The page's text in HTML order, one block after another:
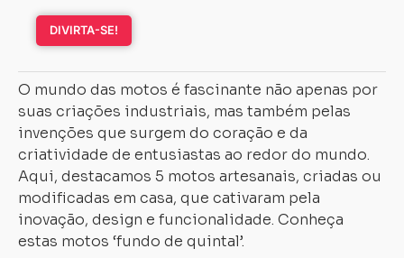
DIVIRTA-SE!
O mundo das motos é fascinante não apenas por
suas criações industriais, mas também pelas
invenções que surgem do coração e da
criatividade de entusiastas ao redor do mundo.
Aqui, destacamos 5 motos artesanais, criadas ou
modificadas em casa, que cativaram pela
inovação, design e funcionalidade. Conheça
estas motos ‘fundo de quintal’.